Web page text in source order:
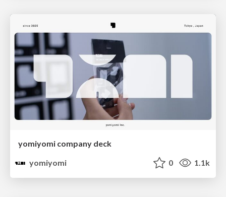
yomiyomi company deck
yomiyomi
0 1.1k